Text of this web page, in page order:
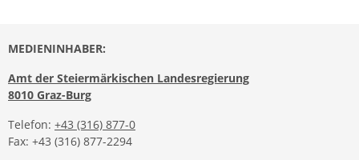
MEDIENINHABER:
Amt der Steiermärkischen Landesregierung
8010 Graz-Burg
Telefon: +43 (316) 877-0
Fax: +43 (316) 877-2294